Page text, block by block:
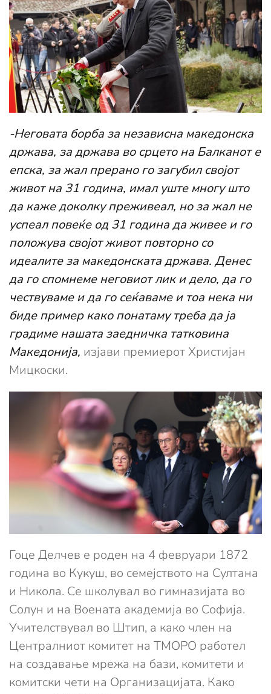
-Неговата борба за независна македонска
држава, за држава во срцето на Балканот е
епска, за жал прерано го загубил својот
живот на 31 година, имал уште многу што
да каже доколку преживеал, но за жал не
успеал повеќе од 31 година да живее и го
положува својот живот повторно со
идеалите за македонската држава. Денес
да го спомнеме неговиот лик и дело, да го
чествуваме и да го сеќаваме и тоа нека ни
биде пример како понатаму треба да ја
градиме нашата заедничка татковина
Македонија, изјави премиерот Христијан
Мицкоски.
Гоце Делчев е роден на 4 февруари 1872
година во Кукуш, во семејството на Султана
и Никола. Се школувал во гимназијата во
Солун и на Воената академија во Софија.
Учителствувал во Штип, а како член на
Централниот комитет на ТМОРО работел
на создавање мрежа на бази, комитети и
комитски чети на Организацијата. Како